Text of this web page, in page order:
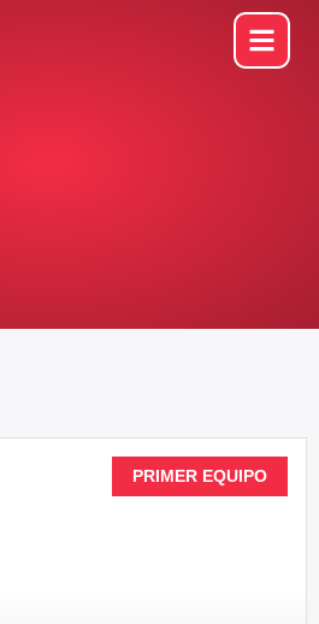
PRIMER EQUIPO